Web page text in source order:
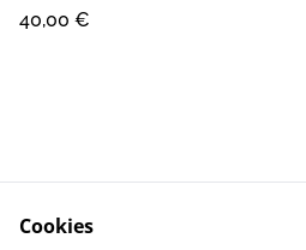
40,00 €
Cookies